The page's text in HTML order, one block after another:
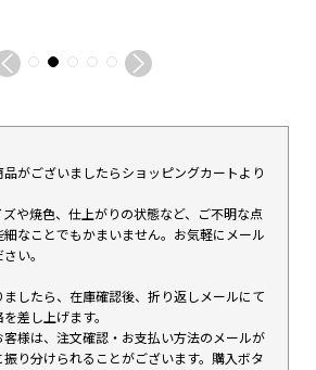
がございましたらショッピングカートより
や焼色、仕上がりの状態など、ご不明な点
なことでもかまいません。お気軽にメール
い。
したら、在庫確認後、折り返しメールにて
差し上げます。
様は、注文確認・お支払い方法のメールが
り分けられることがございます。購入ボタ